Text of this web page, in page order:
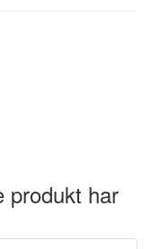
produkt har